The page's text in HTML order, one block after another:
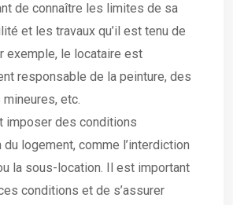
de connaître les limites de sa
et les travaux qu’il est tenu de
exemple, le locataire est
responsable de la peinture, des
etc.
imposer des conditions
du logement, comme l’interdiction
la sous-location. Il est important
conditions et de s’assurer